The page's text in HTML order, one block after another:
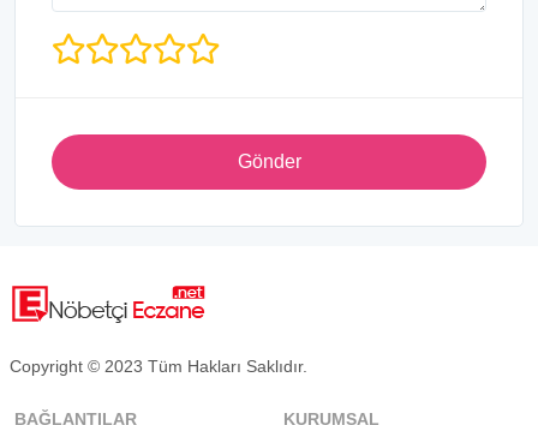
Gönder
Copyright © 2023 Tüm Hakları Saklıdır.
BAĞLANTILAR
KURUMSAL